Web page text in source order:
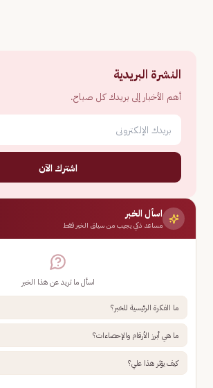
النشرة البريدية
أهم الأخبار إلى بريدك كل صباح.
اشترك الآن
اسأل الخبر
مساعد ذكي يجيب من سياق الخبر فقط
اسأل ما تريد عن هذا الخبر
ما الفكرة الرئيسية للخبر؟
ما هي أبرز الأرقام والإحصاءات؟
كيف يؤثر هذا علي؟